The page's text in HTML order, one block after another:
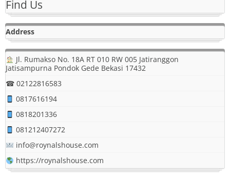
Find Us
Address
Jl. Rumakso No. 18A RT 010 RW 005 Jatiranggon
Jatisampurna Pondok Gede Bekasi 17432
☎ 02122816583
0817616194
0818201336
081212407272
info@roynalshouse.com
https://roynalshouse.com